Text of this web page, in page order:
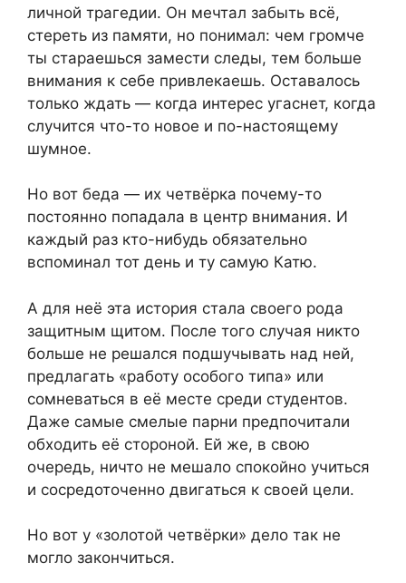
личной трагедии. Он мечтал забыть всё,
стереть из памяти, но понимал: чем громче
ты стараешься замести следы, тем больше
внимания к себе привлекаешь. Оставалось
только ждать — когда интерес угаснет, когда
случится что-то новое и по-настоящему
шумное.
Но вот беда — их четвёрка почему-то
постоянно попадала в центр внимания. И
каждый раз кто-нибудь обязательно
вспоминал тот день и ту самую Катю.
А для неё эта история стала своего рода
защитным щитом. После того случая никто
больше не решался подшучывать над ней,
предлагать «работу особого типа» или
сомневаться в её месте среди студентов.
Даже самые смелые парни предпочитали
обходить её стороной. Ей же, в свою
очередь, ничто не мешало спокойно учиться
и сосредоточенно двигаться к своей цели.
Но вот у «золотой четвёрки» дело так не
могло закончиться.